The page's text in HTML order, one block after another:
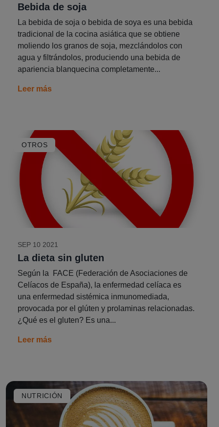
Bebida de soja
La bebida de soja o bebida de soya es una bebida
tradicional de la cocina asiática que se obtiene
moliendo los granos de soja, mezclándolos con
agua y filtrándolos, produciendo una bebida de
apariencia blanquecina completamente...
Leer más
OTROS
SEP 10 2021
La dieta sin gluten
Según la FACE (Federación de Asociaciones de
Celíacos de España), la enfermedad celíaca es
una enfermedad sistémica inmunomediada,
provocada por el glúten y prolaminas relacionadas.
¿Qué es el gluten? Es una...
Leer más
NUTRICIÓN